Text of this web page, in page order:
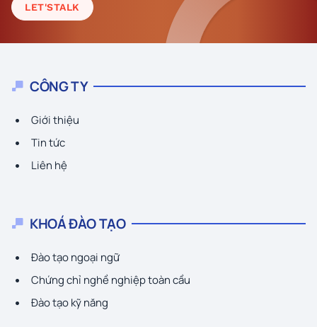
LET'STALK
CÔNG TY
Giới thiệu
Tin tức
Liên hệ
KHOÁ ĐÀO TẠO
Đào tạo ngoại ngữ
Chứng chỉ nghề nghiệp toàn cầu
Đào tạo kỹ năng